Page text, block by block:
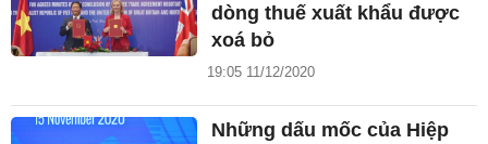
dòng thuế xuất khẩu được
xoá bỏ
19:05 11/12/2020
Những dấu mốc của Hiệp